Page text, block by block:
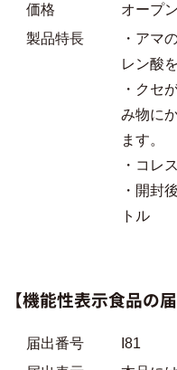
価格
オープ
製品特長
・アマ
レン酸
・クセ
み物に
ます。
・コレ
・開封
トル
【機能性表示食品の
届出番号
I81